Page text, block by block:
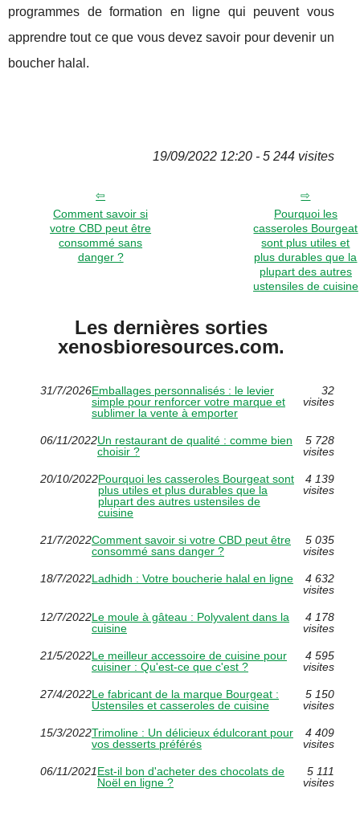
programmes de formation en ligne qui peuvent vous
apprendre tout ce que vous devez savoir pour devenir un
boucher halal.
19/09/2022 12:20 - 5 244 visites
Comment savoir si
votre CBD peut être
consommé sans
danger ?
Pourquoi les
casseroles Bourgeat
sont plus utiles et
plus durables que la
plupart des autres
ustensiles de cuisine
Les dernières sorties
xenosbioresources.com.
31/7/2026Emballages personnalisés : le levier
simple pour renforcer votre marque et
sublimer la vente à emporter
32
visites
06/11/2022Un restaurant de qualité : comme bien
choisir ?
5 728
visites
20/10/2022Pourquoi les casseroles Bourgeat sont
plus utiles et plus durables que la
plupart des autres ustensiles de
cuisine
4 139
visites
21/7/2022Comment savoir si votre CBD peut être
consommé sans danger ?
5 035
visites
18/7/2022Ladhidh : Votre boucherie halal en ligne
4 632
visites
12/7/2022Le moule à gâteau : Polyvalent dans la
cuisine
4 178
visites
21/5/2022Le meilleur accessoire de cuisine pour
cuisiner : Qu'est-ce que c'est ?
4 595
visites
27/4/2022Le fabricant de la marque Bourgeat :
Ustensiles et casseroles de cuisine
5 150
visites
15/3/2022Trimoline : Un délicieux édulcorant pour
vos desserts préférés
4 409
visites
06/11/2021Est-il bon d'acheter des chocolats de
Noël en ligne ?
5 111
visites